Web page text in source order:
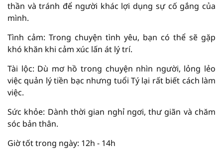
thần và tránh để người khác lợi dụng sự cố gắng của
mình.
Tình cảm: Trong chuyện tình yêu, bạn có thể sẽ gặp
khó khăn khi cảm xúc lấn át lý trí.
Tài lộc: Dù mơ hồ trong chuyện nhìn người, lỏng lẻo
việc quản lý tiền bạc nhưng tuổi Tý lại rất biết cách làm
việc.
Sức khỏe: Dành thời gian nghỉ ngơi, thư giãn và chăm
sóc bản thân.
Giờ tốt trong ngày: 12h - 14h